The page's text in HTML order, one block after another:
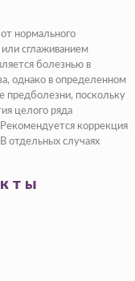
нормального
сглаживанием
болезнью в
однако в определенном
предболезни, поскольку
целого ряда
коррекция
отдельных случаях